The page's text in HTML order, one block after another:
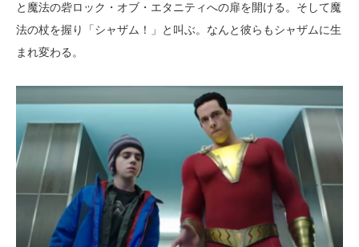
と魔法の砦ロック・オブ・エタニティへの扉を開ける。そして魔
法の杖を握り「シャザム！」と叫ぶ。なんと彼らもシャザムに生
まれ変わる。